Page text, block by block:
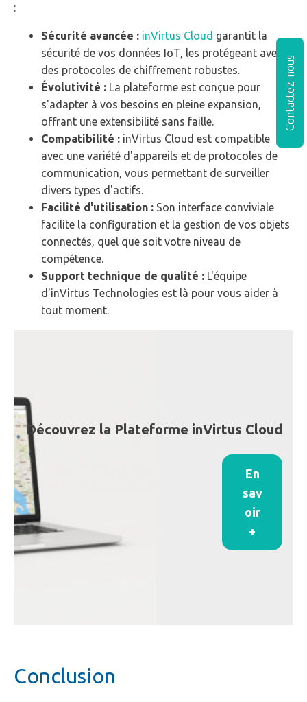
:
Sécurité avancée : inVirtus Cloud garantit la
sécurité de vos données IoT, les protégeant avec
des protocoles de chiffrement robustes.
Évolutivité : La plateforme est conçue pour
s'adapter à vos besoins en pleine expansion,
offrant une extensibilité sans faille.
Compatibilité : inVirtus Cloud est compatible
avec une variété d'appareils et de protocoles de
communication, vous permettant de surveiller
divers types d'actifs.
Facilité d'utilisation : Son interface conviviale
facilite la configuration et la gestion de vos objets
connectés, quel que soit votre niveau de
compétence.
Support technique de qualité : L'équipe
d'inVirtus Technologies est là pour vous aider à
tout moment.
Découvrez la Plateforme inVirtus Cloud
En
sav
oir
+
Conclusion
Contactez-nous